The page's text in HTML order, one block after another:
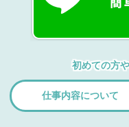
初めての方
仕事内容について